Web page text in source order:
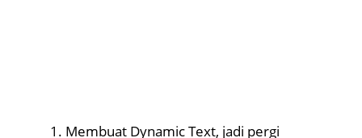
Membuat Dynamic Text, jadi pergi